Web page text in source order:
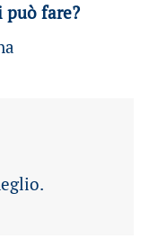
può fare?